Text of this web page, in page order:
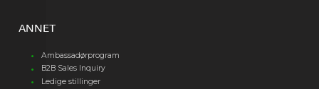
ANNET
Ambassadørprogram
B2B Sales Inquiry
Ledige stillinger